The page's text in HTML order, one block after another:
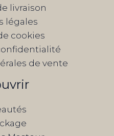
livraison
légales
cookies
de vente